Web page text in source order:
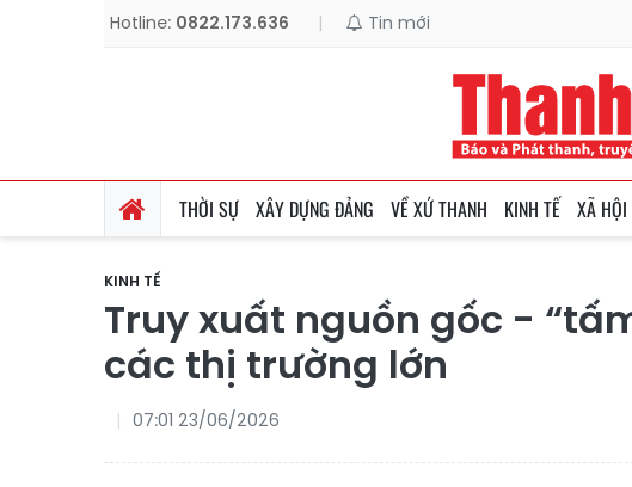
Hotline: 0822.173.636 | Tin mới
THỜI SỰ XÂY DỰNG ĐẢNG VỀ XỨ THANH KINH TẾ XÃ HỘI
KINH TẾ
Truy xuất nguồn gốc -
các thị trường lớn
07:01 23/06/2026